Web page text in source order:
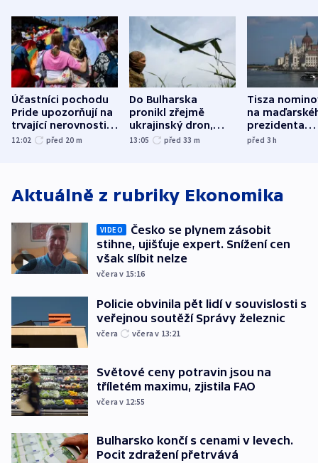
Účastníci pochodu
Pride upozorňují na
trvající nerovnosti i
společenskou
12:02 před 20 m
Do Bulharska
pronikl zřejmě
ukrajinský dron,
explodoval kilometr
13:05 před 33 m
Tisza
na
prezidenta
bývalého
před 3h
Aktuálně z rubriky Ekonomika
VIDEO
Česko se plynem zásobit
stihne, ujišťuje expert. Snížení cen
však slíbit nelze
včera v 15:16
Policie obvinila pět lidí v souvislosti s
veřejnou soutěží Správy železnic
včera včera v 13:21
Světové ceny potravin jsou na
tříletém maximu, zjistila FAO
včera v 12:55
Bulharsko končí s cenami v levech.
Pocit zdražení přetrvává